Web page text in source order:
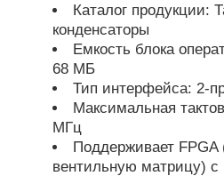
UART IC
ADC DAC
Радиочастотные
Каталог продукции:
конденсаторы
Емкость блока
68 МБ
Тип интерфейса: 2-
Максимальная
МГц
Поддерживает
вентильную матрицу) с